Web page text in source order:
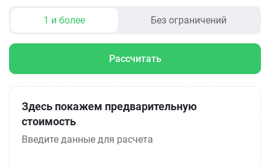
1 и более Без ограничений
Рассчитать
Здесь покажем предварительную
стоимость
Введите данные для расчета